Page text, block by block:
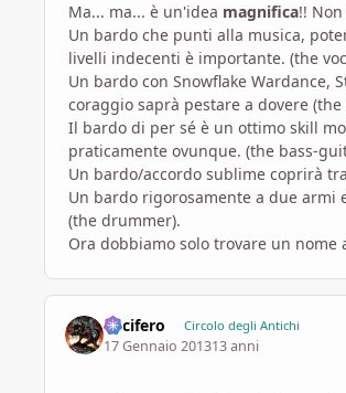
Ma... ma... è un'idea magnifica!!
Un bardo che punti alla musica,
livelli indecenti è importante. (the
Un bardo con Snowflake
coraggio saprà pestare a dovere
Il bardo di per sé è un ottimo skill
praticamente ovunque. (the bass-
Un bardo/accordo sublime coprirà
Un bardo rigorosamente a due armi
(the drummer).
Ora dobbiamo solo trovare un nome
Lucifero Circolo degli Antichi
17 Gennaio 201313 anni